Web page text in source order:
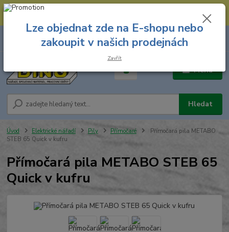
--- Spojovací materiál: 774 431 045 --- Prodejna nářadí: 731 449 423 --
Menu
Hledat
8.00 hod. - 16.00 hod.
za
Úvod Elektrické nářadí Pily Přímočaré
Přímočará pila METABO
STEB 65 Quick v kufru
Přímočará pila METABO STEB 65
Quick v kufru
Lze objednat zde na E-shopu nebo
zakoupit v našich prodejnách
Zavřít